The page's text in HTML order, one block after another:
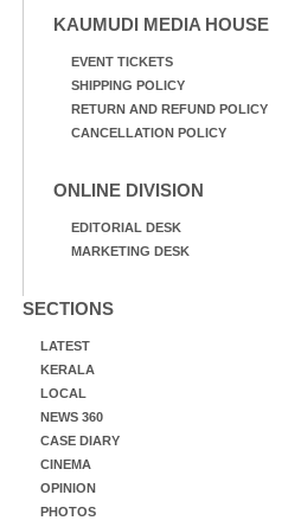
KAUMUDI MEDIA HOUSE
EVENT TICKETS
SHIPPING POLICY
RETURN AND REFUND POLICY
CANCELLATION POLICY
ONLINE DIVISION
EDITORIAL DESK
MARKETING DESK
SECTIONS
LATEST
KERALA
LOCAL
NEWS 360
CASE DIARY
CINEMA
OPINION
PHOTOS